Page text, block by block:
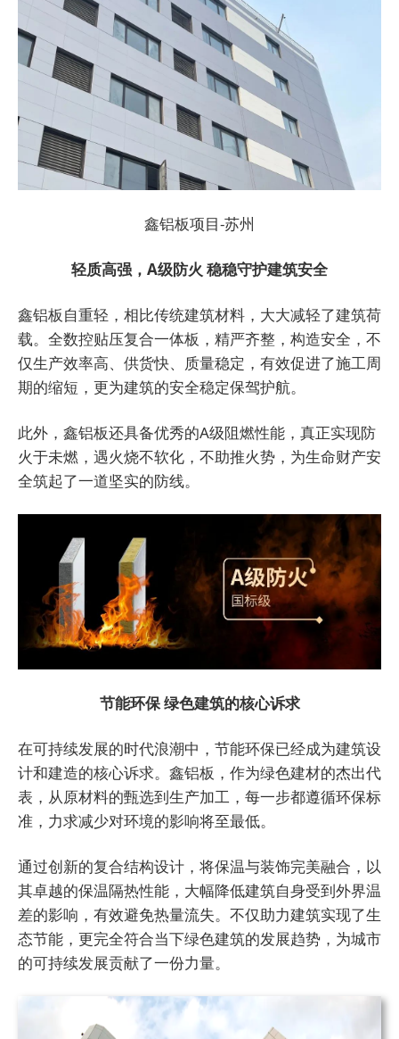
鑫铝板项目-苏州
轻质高强，A级防火 稳稳守护建筑安全
鑫铝板自重轻，相比传统建筑材料，大大减轻了建筑荷
载。全数控贴压复合一体板，精严齐整，构造安全，不
仅生产效率高、供货快、质量稳定，有效促进了施工周
期的缩短，更为建筑的安全稳定保驾护航。
此外，鑫铝板还具备优秀的A级阻燃性能，真正实现防
火于未燃，遇火烧不软化，不助推火势，为生命财产安
全筑起了一道坚实的防线。
节能环保绿色建筑的核心诉求
在可持续发展的时代浪潮中，节能环保已经成为建筑设
计和建造的核心诉求。鑫铝板，作为绿色建材的杰出代
表，从原材料的甄选到生产加工，每一步都遵循环保标
准，力求减少对环境的影响将至最低。
通过创新的复合结构设计，将保温与装饰完美融合，以
其卓越的保温隔热性能，大幅降低建筑自身受到外界温
差的影响，有效避免热量流失。不仅助力建筑实现了生
态节能，更完全符合当下绿色建筑的发展趋势，为城市
的可持续发展贡献了一份力量。